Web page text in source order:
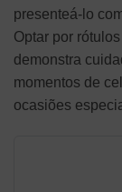
presenteá-lo
Optar por
demonstra
momentos de
ocasiões